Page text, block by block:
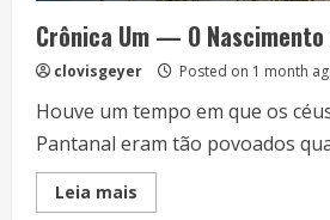
Crônica Um — O Nascimento
clovisgeyer Posted on 1 month
Houve um tempo em que os
Pantanal eram tão povoados
Leia mais
more